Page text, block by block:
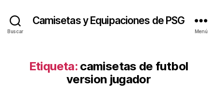
Buscar
Camisetas y Equipaciones de PSG
Menú
Etiqueta: camisetas de futbol
version jugador